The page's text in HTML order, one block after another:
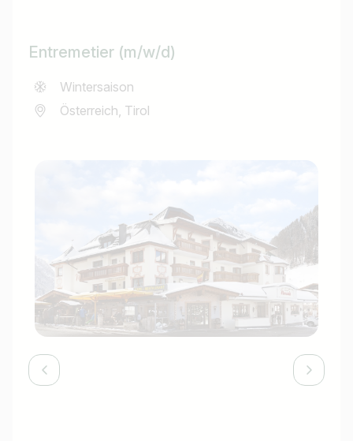
Entremetier (m/w/d)
Wintersaison
Österreich, Tirol